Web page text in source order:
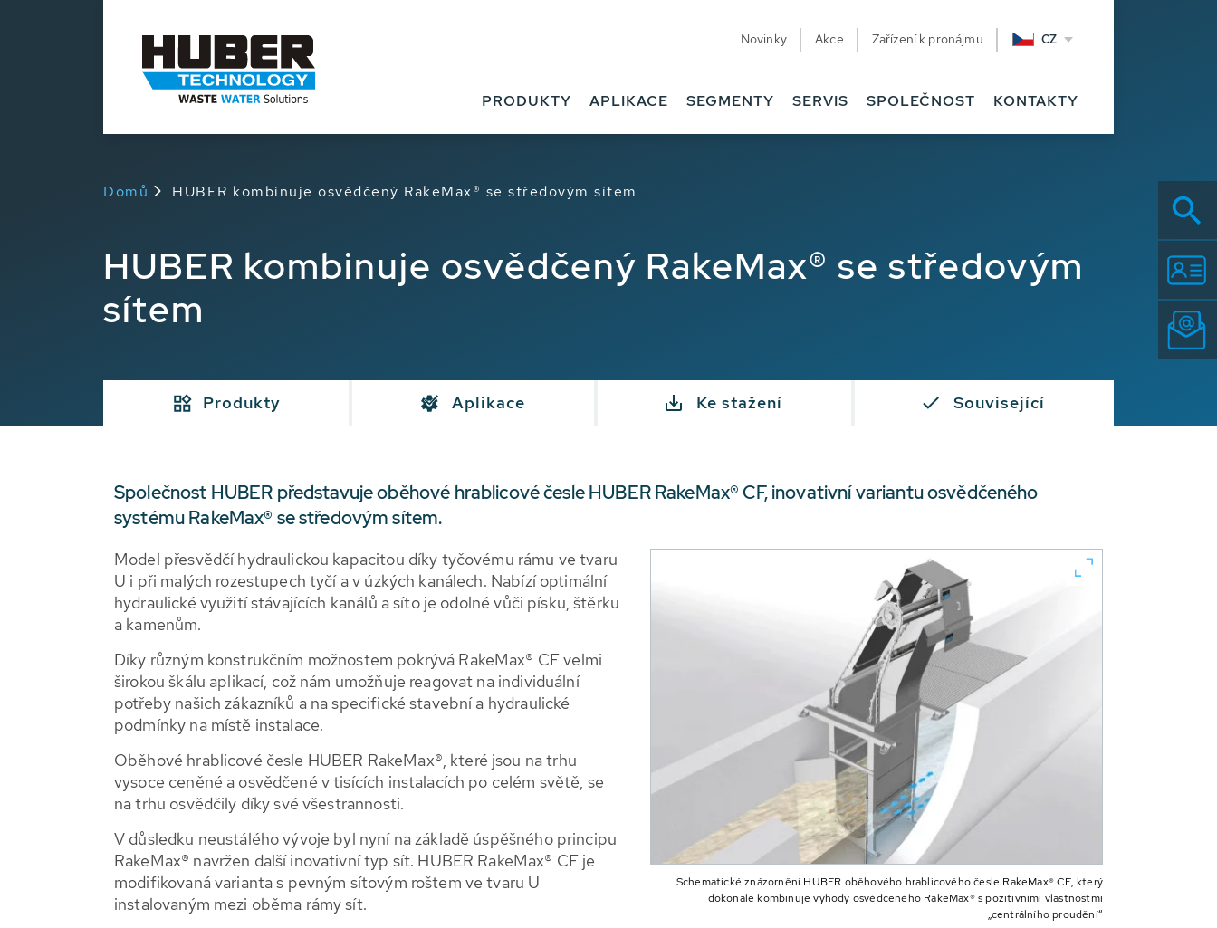
Novinky Akce Zařízení k pronájmu CZ
PRODUKTY APLIKACE SEGMENTY SERVIS SPOLEČNOST KONTAKTY
Domů HUBER kombinuje osvědčený RakeMax® se středovým sítem
HUBER kombinuje osvědčený RakeMax® se středovým
sítem
Produkty Aplikace Ke stažení Související
Společnost HUBER představuje oběhové hrablicové česle HUBER RakeMax® CF, inovativní variantu osvědčeného
systému RakeMax® se středovým sítem.
Schematické znázornění HUBER oběhového hrablicového česle RakeMax® CF, který
dokonale kombinuje výhody osvědčeného RakeMax® s pozitivními vlastnostmi
„centrálního proudění“
Model přesvědčí hydraulickou kapacitou díky tyčovému rámu ve tvaru
U i při malých rozestupech tyčí a v úzkých kanálech. Nabízí optimální
hydraulické využití stávajících kanálů a síto je odolné vůči písku, štěrku
a kamenům.
Díky různým konstrukčním možnostem pokrývá RakeMax® CF velmi
širokou škálu aplikací, což nám umožňuje reagovat na individuální
potřeby našich zákazníků a na specifické stavební a hydraulické
podmínky na místě instalace.
Oběhové hrablicové česle HUBER RakeMax®, které jsou na trhu
vysoce ceněné a osvědčené v tisících instalacích po celém světě, se
na trhu osvědčily díky své všestrannosti.
V důsledku neustálého vývoje byl nyní na základě úspěšného principu
RakeMax® navržen další inovativní typ sít. HUBER RakeMax® CF je
modifikovaná varianta s pevným sítovým roštem ve tvaru U
instalovaným mezi oběma rámy sít.